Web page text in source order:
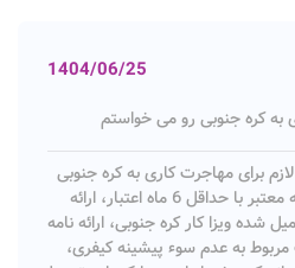
1404/06/25
کره جنوبی رو می خواستم
برای مهاجرت کاری به کره جنوبی
به شرح زیر است ارائه گذرنامه معتبر با حداقل 6 ماه اعتبار، ارائه
ویزا کار کره جنوبی، ارائه نامه
به عدم سوء پیشینه کیفری،